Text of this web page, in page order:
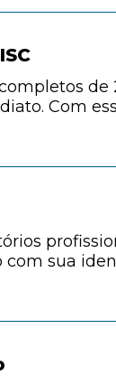
Com
sua